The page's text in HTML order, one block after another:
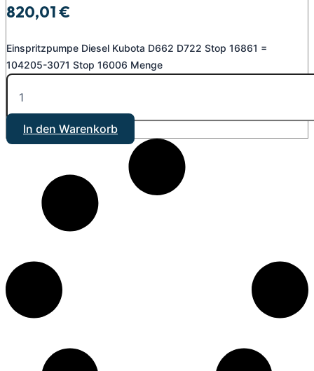
820,01€
Einspritzpumpe Diesel Kubota D662 D722 Stop 16861 =
104205-3071 Stop 16006 Menge
In den Warenkorb